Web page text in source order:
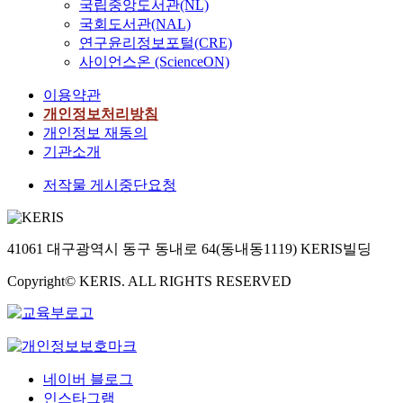
국립중앙도서관(NL)
국회도서관(NAL)
연구윤리정보포털(CRE)
사이언스온 (ScienceON)
이용약관
개인정보처리방침
개인정보 재동의
기관소개
저작물 게시중단요청
41061 대구광역시 동구 동내로 64(동내동1119) KERIS빌딩
Copyright© KERIS. ALL RIGHTS RESERVED
네이버 블로그
인스타그램